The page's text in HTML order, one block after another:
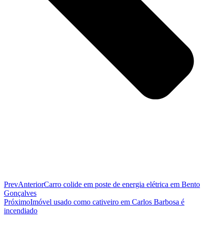
PrevAnteriorCarro colide em poste de energia elétrica em Bento
Gonçalves
PróximoImóvel usado como cativeiro em Carlos Barbosa é
incendiado